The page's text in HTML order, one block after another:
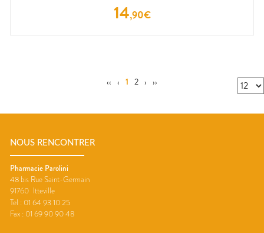
14,90€
‹‹ ‹ 1 2 › ››
NOUS RENCONTRER
Pharmacie Parolini
48 bis Rue Saint-Germain
91760 Itteville
Tel : 01 64 93 10 25
Fax : 01 69 90 90 48